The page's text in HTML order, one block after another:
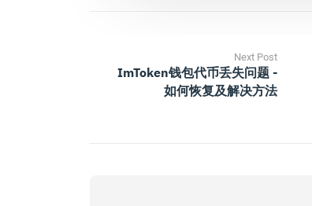
Next Post
ImToken钱包代币丢失问题 -
如何恢复及解决方法